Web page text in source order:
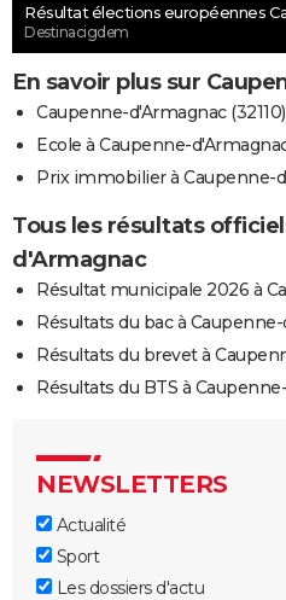
Résultat élections européennes
Destinacigdem
En savoir plus sur
Caupenne-d'Armagnac (32110)
Ecole à Caupenne-
Prix immobilier à Caupenne-
Tous les résultats
d'Armagnac
Résultat municipale 2026 à
Résultats du bac à
Résultats du brevet à
Résultats du BTS à
NEWSLETTERS
Actualité
Sport
Les dossiers d'actu